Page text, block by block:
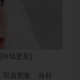
续更新]
写真图集，身材